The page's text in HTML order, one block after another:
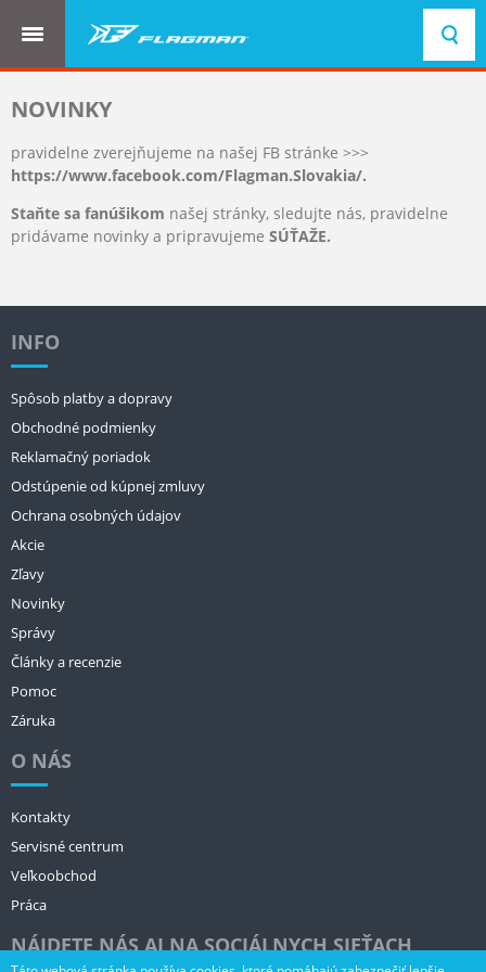
NOVINKY
pravidelne zverejňujeme na našej FB stránke >>>
https://www.facebook.com/Flagman.Slovakia/.
Staňte sa fanúšikom našej stránky, sledujte nás, pravidelne
pridávame novinky a pripravujeme SÚŤAŽE.
INFO
Spôsob platby a dopravy
Obchodné podmienky
Reklamačný poriadok
Odstúpenie od kúpnej zmluvy
Ochrana osobných údajov
Akcie
Zľavy
Novinky
Správy
Články a recenzie
Pomoc
Záruka
O NÁS
Kontakty
Servisné centrum
Veľkoobchod
Práca
NÁJDETE NÁS AJ NA SOCIÁLNYCH SIEŤACH